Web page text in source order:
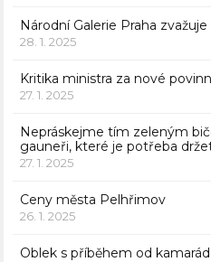
Národní Galerie Praha
28. 1. 2025
Kritika ministra za nové
27. 1. 2025
Nepráskejme tím zeleným
gauneři, které je potřeba
27. 1. 2025
Ceny města Pelhřimov
26. 1. 2025
Oblek s příběhem od